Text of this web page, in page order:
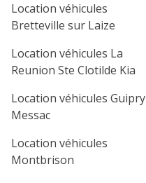
Location véhicules
Bretteville sur Laize
Location véhicules La
Reunion Ste Clotilde Kia
Location véhicules Guipry
Messac
Location véhicules
Montbrison